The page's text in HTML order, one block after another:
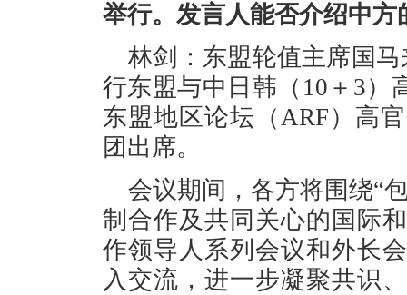
举行。发言人能否介绍中
林剑：东盟轮值主席国
行东盟与中日韩（10＋3）
东盟地区论坛（ARF）高
团出席。
会议期间，各方将围绕“
制合作及共同关心的国际
作领导人系列会议和外长
入交流，进一步凝聚共识